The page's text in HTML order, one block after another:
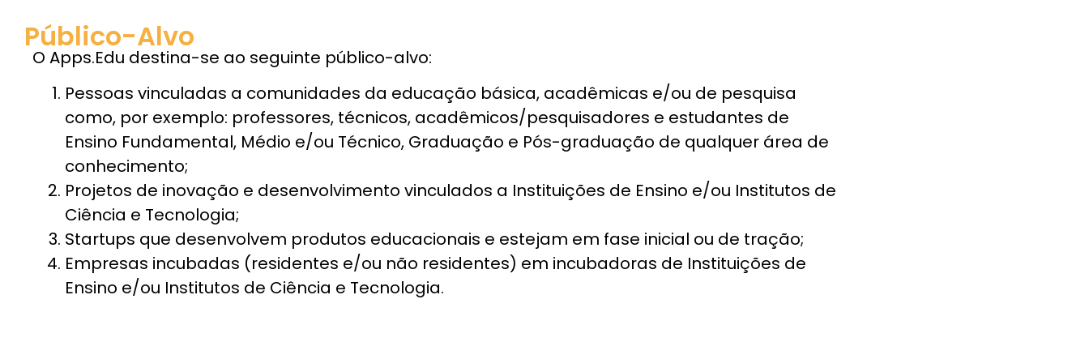
Público-Alvo
O Apps.Edu destina-se ao seguinte público-alvo:
Pessoas vinculadas a comunidades da educação básica, acadêmicas e/ou de pesquisa
como, por exemplo: professores, técnicos, acadêmicos/pesquisadores e estudantes de
Ensino Fundamental, Médio e/ou Técnico, Graduação e Pós-graduação de qualquer área de
conhecimento;
Projetos de inovação e desenvolvimento vinculados a Instituições de Ensino e/ou Institutos de
Ciência e Tecnologia;
Startups que desenvolvem produtos educacionais e estejam em fase inicial ou de tração;
Empresas incubadas (residentes e/ou não residentes) em incubadoras de Instituições de
Ensino e/ou Institutos de Ciência e Tecnologia.